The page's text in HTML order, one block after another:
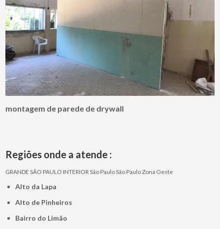
montagem de parede de drywall
Regiões onde a atende :
GRANDE SÃO PAULO INTERIORSão PauloSão PauloZona Oeste
Alto da Lapa
Alto de Pinheiros
Bairro do Limão